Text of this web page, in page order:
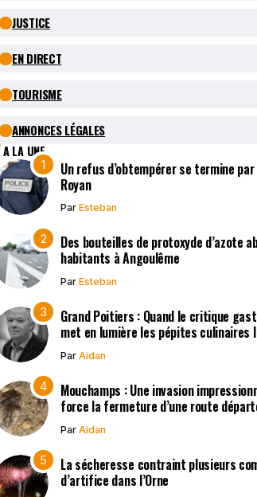
JUSTICE
EN DIRECT
TOURISME
ANNONCES LÉGALES
A LA UNE
Un refus d’obtempérer se termine
Royan
Par Esteban
Des bouteilles de protoxyde d’azote
habitants à Angoulême
Par Esteban
Grand Poitiers : Quand le critique
met en lumière les pépites culinaires
Par Aidan
Mouchamps : Une invasion
force la fermeture d’une route
Par Aidan
La sécheresse contraint plusieurs
d’artifice dans l’Orne